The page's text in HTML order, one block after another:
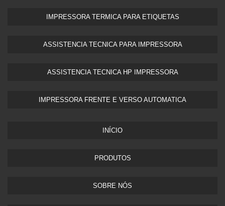
IMPRESSORA TERMICA PARA ETIQUETAS​
ASSISTENCIA TECNICA PARA IMPRESSORA
ASSISTENCIA TECNICA HP IMPRESSORA​
IMPRESSORA FRENTE E VERSO AUTOMATICA
INÍCIO
PRODUTOS
SOBRE NÓS